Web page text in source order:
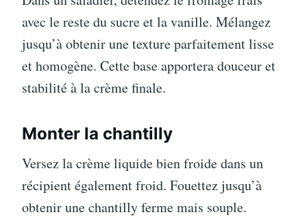
avec le reste du sucre et la vanille. Mélangez
jusqu’à obtenir une texture parfaitement lisse
et homogène. Cette base apportera douceur et
stabilité à la crème finale.
Monter la chantilly
Versez la crème liquide bien froide dans un
récipient également froid. Fouettez jusqu’à
obtenir une chantilly ferme mais souple.